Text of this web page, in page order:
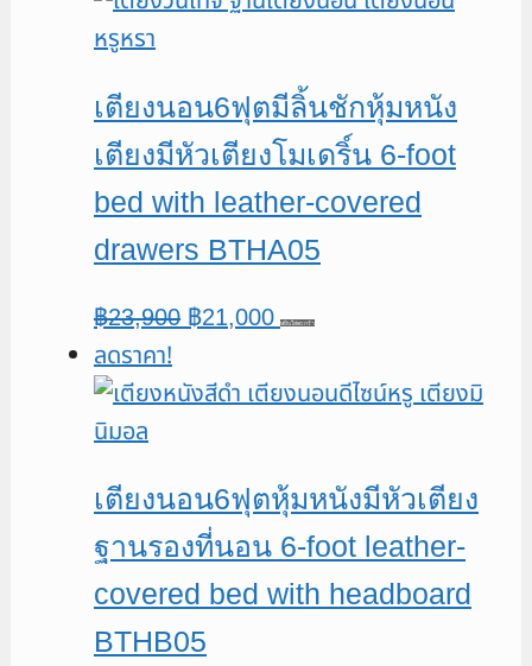
เตียงนอน6ฟุตมีลิ้นชักหุ้มหนัง
เตียงมีหัวเตียงโมเดริ์น 6-foot
bed with leather-covered
drawers BTHA05
฿23,900 Original
was:
฿21,000Current
is:
หยิบใส่ตะกร้า
ลดราคา!
เตียงนอน6ฟุตหุ้มหนังมีหัวเตียง
ฐานรองที่นอน 6-foot leather-
covered bed with headboard
BTHB05